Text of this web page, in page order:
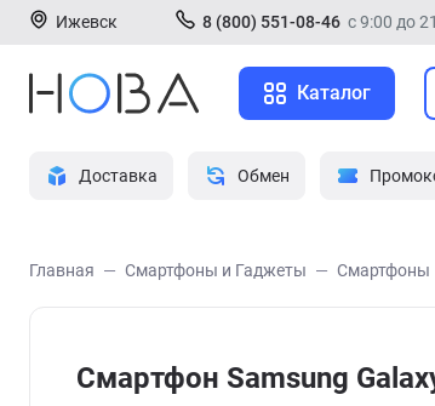
Ижевск 8 (800) 551-08-46 с 9:00 до
Каталог
Доставка Обмен
Главная Смартфоны и Гаджеты Смартфоны
Смартфон Samsung